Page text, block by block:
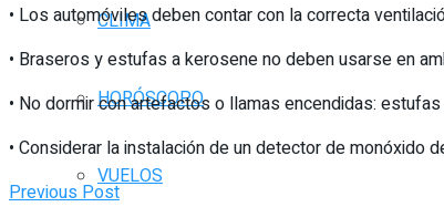
CLIMA
HORÓSCOPO
VUELOS
• Los automóviles deben contar con la correcta
• Braseros y estufas a kerosene no deben usarse en
• No dormir con artefactos o llamas encendidas:
• Considerar la instalación de un detector de
Previous Post